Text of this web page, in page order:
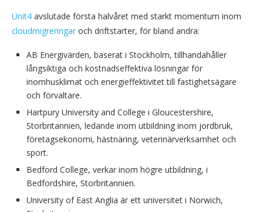
Unit4 avslutade första halvåret med starkt momentum inom
cloudmigreringar och driftstarter, för bland andra:
AB Energivärden, baserat i Stockholm, tillhandahåller
långsiktiga och kostnadseffektiva lösningar för
inomhusklimat och energieffektivitet till fastighetsägare
och förvaltare.
Hartpury University and College i Gloucestershire,
Storbritannien, ledande inom utbildning inom jordbruk,
företagsekonomi, hästnäring, veterinärverksamhet och
sport.
Bedford College, verkar inom högre utbildning, i
Bedfordshire, Storbritannien.
University of East Anglia är ett universitet i Norwich,